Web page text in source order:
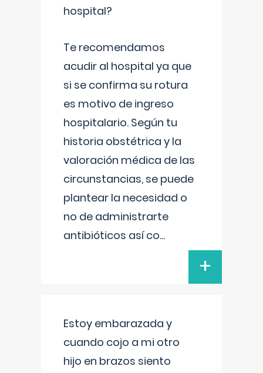
hospital?
Te recomendamos
acudir al hospital ya que
si se confirma su rotura
es motivo de ingreso
hospitalario. Según tu
historia obstétrica y la
valoración médica de las
circunstancias, se puede
plantear la necesidad o
no de administrarte
antibióticos así co...
+
Estoy embarazada y
cuando cojo a mi otro
hijo en brazos siento